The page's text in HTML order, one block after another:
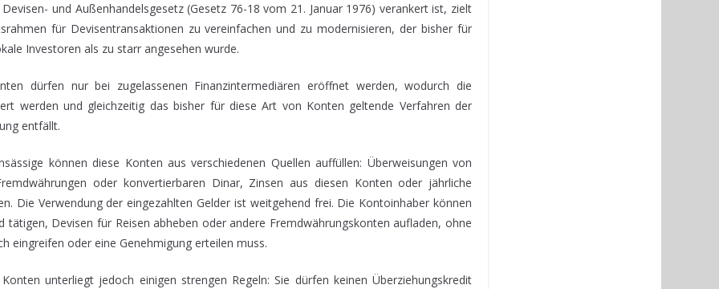
und Außenhandelsgesetz (Gesetz 76-18 vom 21. Januar 1976) verankert ist, zielt
für Devisentransaktionen zu vereinfachen und zu modernisieren, der bisher für
Investoren als zu starr angesehen wurde.
dürfen nur bei zugelassenen Finanzintermediären eröffnet werden, wodurch die
werden und gleichzeitig das bisher für diese Art von Konten geltende Verfahren der
entfällt.
können diese Konten aus verschiedenen Quellen auffüllen: Überweisungen von
oder konvertierbaren Dinar, Zinsen aus diesen Konten oder jährliche
Die Verwendung der eingezahlten Gelder ist weitgehend frei. Die Kontoinhaber können
tätigen, Devisen für Reisen abheben oder andere Fremdwährungskonten aufladen, ohne
eingreifen oder eine Genehmigung erteilen muss.
unterliegt jedoch einigen strengen Regeln: Sie dürfen keinen Überziehungskredit